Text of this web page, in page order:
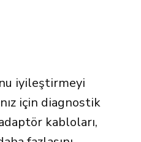
iyileştirmeyi
için diagnostik
kabloları,